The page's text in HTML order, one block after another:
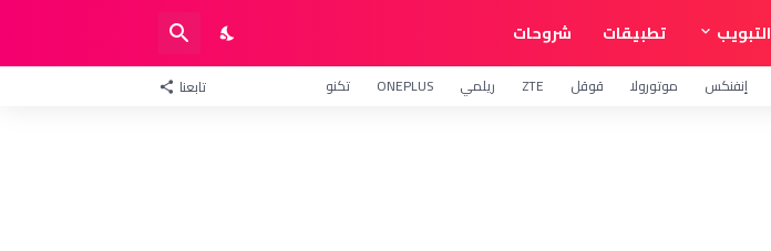
التبويب تطبيقات شروحات
إنفنكس موتورولا قوقل ZTE ريلمي ONEPLUS تكنو تابعنا